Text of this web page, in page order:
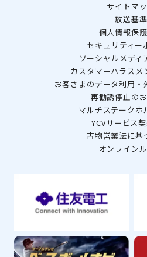
サイトマ
放送基準
個人情報保
セキュリティー
ソーシャルメディ
カスタマーハラスメ
お客さまのデータ利用・
再勧誘停止の
マルチステークホ
YCVサービス
古物営業法に基
オンライン